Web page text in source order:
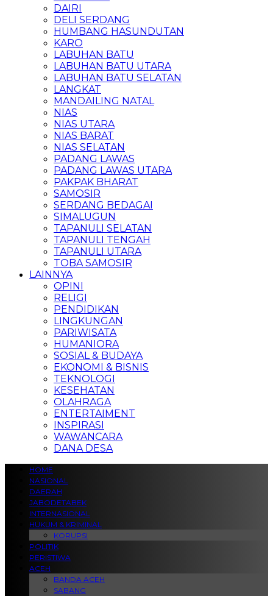
DAIRI
DELI SERDANG
HUMBANG HASUNDUTAN
KARO
LABUHAN BATU
LABUHAN BATU UTARA
LABUHAN BATU SELATAN
LANGKAT
MANDAILING NATAL
NIAS
NIAS UTARA
NIAS BARAT
NIAS SELATAN
PADANG LAWAS
PADANG LAWAS UTARA
PAKPAK BHARAT
SAMOSIR
SERDANG BEDAGAI
SIMALUGUN
TAPANULI SELATAN
TAPANULI TENGAH
TAPANULI UTARA
TOBA SAMOSIR
LAINNYA
OPINI
RELIGI
PENDIDIKAN
LINGKUNGAN
PARIWISATA
HUMANIORA
SOSIAL & BUDAYA
EKONOMI & BISNIS
TEKNOLOGI
KESEHATAN
OLAHRAGA
ENTERTAIMENT
INSPIRASI
WAWANCARA
DANA DESA
HOME
NASIONAL
DAERAH
JABODETABEK
INTERNASIONAL
HUKUM & KRIMINAL
KORUPSI
POLITIK
PERISTIWA
ACEH
BANDA ACEH
SABANG